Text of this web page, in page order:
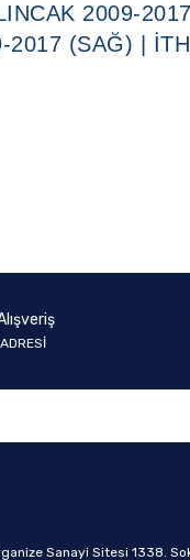
2009-
2017 (SAĞ) |
Sanayi Sitesi 1338.